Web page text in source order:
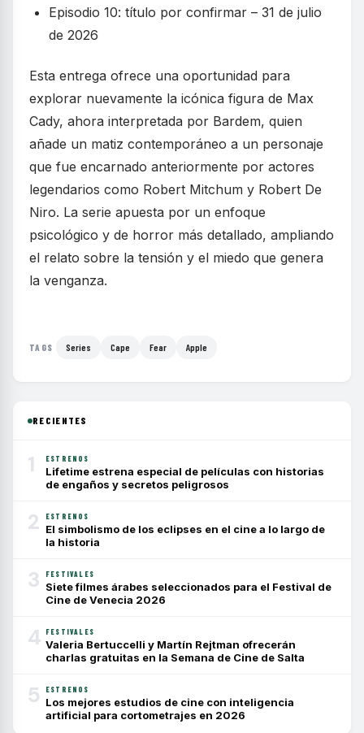
Episodio 10: título por confirmar – 31 de julio
de 2026
Esta entrega ofrece una oportunidad para
explorar nuevamente la icónica figura de Max
Cady, ahora interpretada por Bardem, quien
añade un matiz contemporáneo a un personaje
que fue encarnado anteriormente por actores
legendarios como Robert Mitchum y Robert De
Niro. La serie apuesta por un enfoque
psicológico y de horror más detallado, ampliando
el relato sobre la tensión y el miedo que genera
la venganza.
TAGS Series Cape Fear Apple
RECIENTES
1 ESTRENOS
Lifetime estrena especial de películas con historias
de engaños y secretos peligrosos
2 ESTRENOS
El simbolismo de los eclipses en el cine a lo largo de
la historia
3 FESTIVALES
Siete filmes árabes seleccionados para el Festival de
Cine de Venecia 2026
4 FESTIVALES
Valeria Bertuccelli y Martín Rejtman ofrecerán
charlas gratuitas en la Semana de Cine de Salta
5 ESTRENOS
Los mejores estudios de cine con inteligencia
artificial para cortometrajes en 2026